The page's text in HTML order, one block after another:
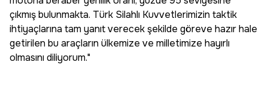
çıkmış bulunmakta. Türk Silahlı Kuvvetlerimizin taktik
ihtiyaçlarına tam yanıt verecek şekilde göreve hazır hale
getirilen bu araçların ülkemize ve milletimize hayırlı
olmasını diliyorum."